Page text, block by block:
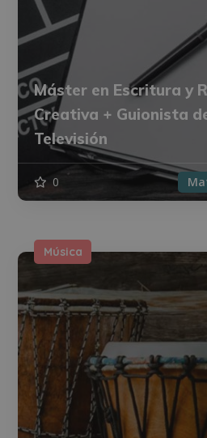
Máster en Escritura y
Creativa + Guionista
Televisión
0
Música